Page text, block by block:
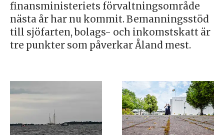
finansministeriets förvaltningsområde
nästa år har nu kommit. Bemanningsstöd
till sjöfarten, bolags- och inkomstskatt är
tre punkter som påverkar Åland mest.